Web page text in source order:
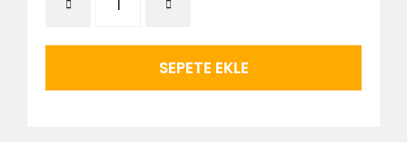
ölçü ve ebat kontrolü yaptırınız.
SEPETE EKLE